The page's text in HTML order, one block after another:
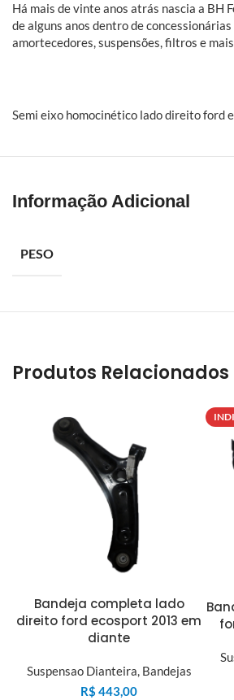
Há mais de vinte anos atrás nascia a BH
de alguns anos dentro de
amortecedores, suspensões, filtros e mais
Semi eixo homocinético lado direito ford
Informação Adicional
PESO
Produtos Relacionados
Bandeja completa lado
direito ford ecosport 2013 em
diante
Suspensao Dianteira, Bandejas
R$ 443,00